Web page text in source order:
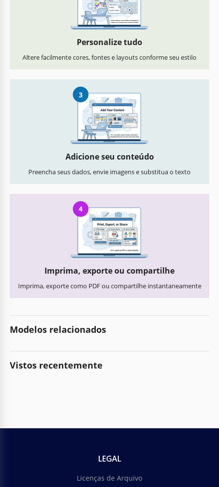
Personalize tudo
Altere facilmente cores, fontes e layouts conforme seu estilo
3
Adicione seu conteúdo
Preencha seus dados, envie imagens e substitua o texto
4
Imprima, exporte ou compartilhe
Imprima, exporte como PDF ou compartilhe instantaneamente
Modelos relacionados
Vistos recentemente
LEGAL
Licenças de Arquivo